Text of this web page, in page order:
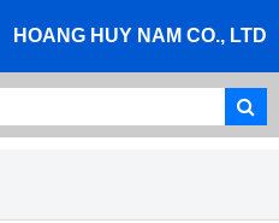
HOANG HUY NAM CO., LTD